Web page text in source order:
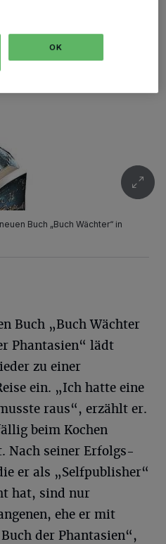
Buch „Buch Wächter“ in
Buch „Buch Wächter
Phantasien“ lädt
zu einer
ein. „Ich hatte eine
raus“, erzählt er.
beim Kochen
Nach seiner Erfolgs-
er als „Selfpublisher“
hat, sind nur
ehe er mit
der Phantasien“,
OK